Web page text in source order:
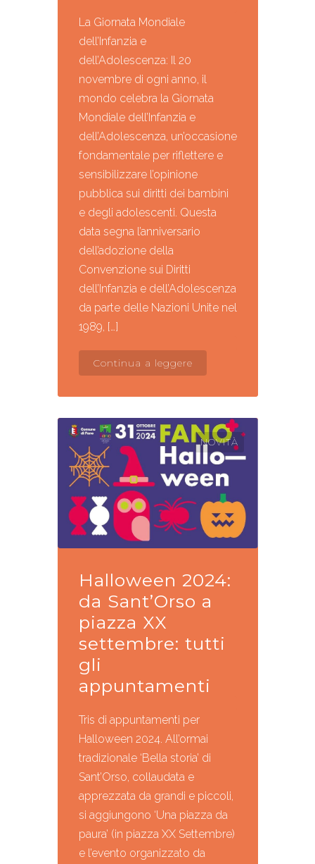
La Giornata Mondiale
dell’Infanzia e
dell’Adolescenza: Il 20
novembre di ogni anno, il
mondo celebra la Giornata
Mondiale dell’Infanzia e
dell’Adolescenza, un’occasione
fondamentale per riflettere e
sensibilizzare l’opinione
pubblica sui diritti dei bambini
e degli adolescenti. Questa
data segna l’anniversario
dell’adozione della
Convenzione sui Diritti
dell’Infanzia e dell’Adolescenza
da parte delle Nazioni Unite nel
1989, […]
Continua a leggere
NOVITÀ
Halloween 2024:
da Sant’Orso a
piazza XX
settembre: tutti
gli
appuntamenti
Tris di appuntamenti per
Halloween 2024. All’ormai
tradizionale ‘Bella storia’ di
Sant’Orso, collaudata e
apprezzata da grandi e piccoli,
si aggiungono ‘Una piazza da
paura’ (in piazza XX Settembre)
e l’evento organizzato da